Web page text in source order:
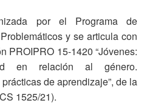
por el Programa de
y se articula con
PROIPRO 15-1420 “Jóvenes:
en relación al género.
de aprendizaje”, de la
1525/21).